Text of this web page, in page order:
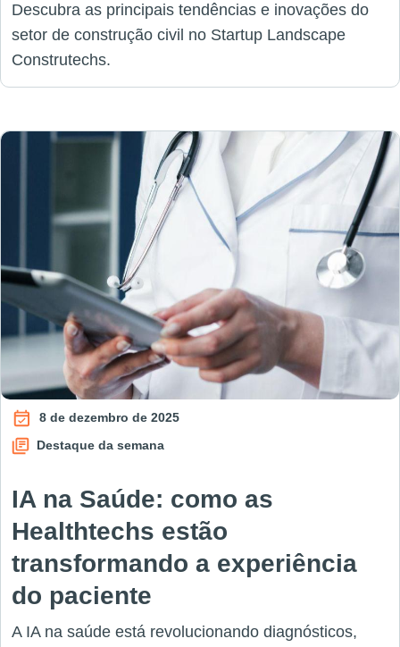
Descubra as principais tendências e inovações do
setor de construção civil no Startup Landscape
Construtechs.
8 de dezembro de 2025
Destaque da semana
IA na Saúde: como as
Healthtechs estão
transformando a experiência
do paciente
A IA na saúde está revolucionando diagnósticos,